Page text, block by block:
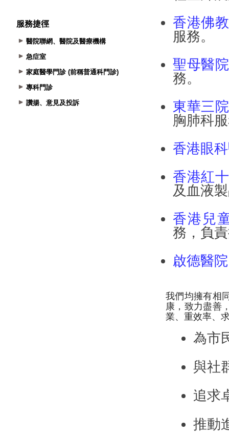
服務捷徑
醫院聯網、醫院及醫療機構
急症室
家庭醫學門診 (前稱普通科門診)
專科門診
讚揚、意見及投訴